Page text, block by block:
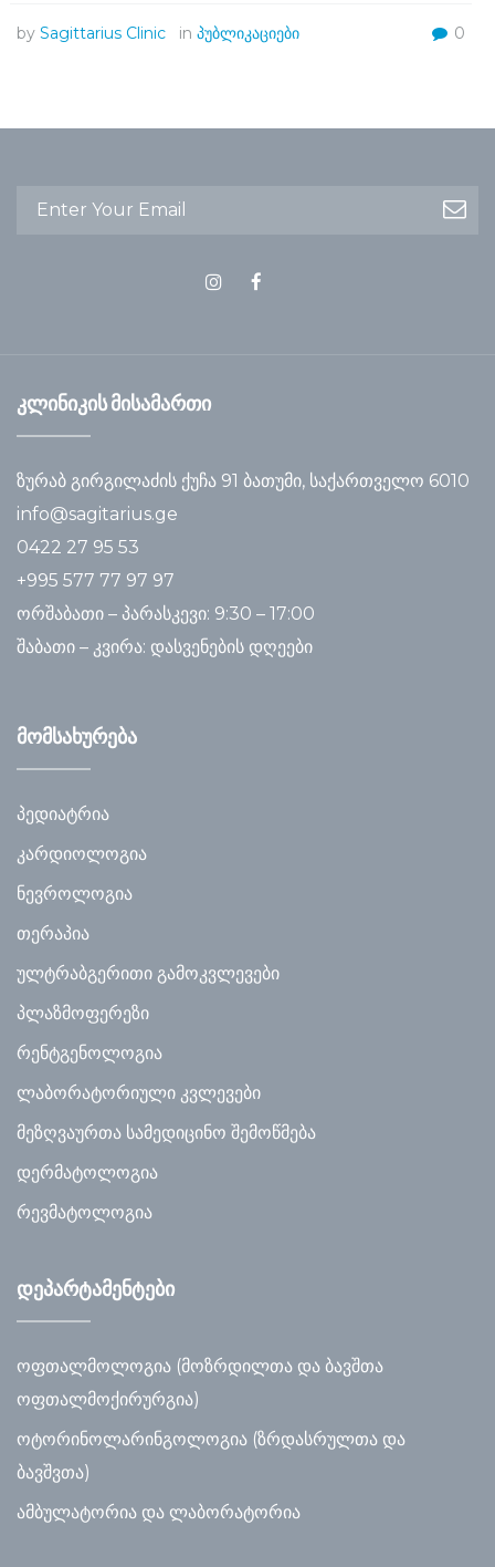
by Sagittarius Clinic in პუბლიკაციები 0
კლინიკის მისამართი
ზურაბ გირგილაძის ქუჩა 91 ბათუმი, საქართველო 6010
info@sagitarius.ge
0422 27 95 53
+995 577 77 97 97
ორშაბათი – პარასკევი: 9:30 – 17:00
შაბათი – კვირა: დასვენების დღეები
მომსახურება
პედიატრია
კარდიოლოგია
ნევროლოგია
თერაპია
ულტრაბგერითი გამოკვლევები
პლაზმოფერეზი
რენტგენოლოგია
ლაბორატორიული კვლევები
მეზღვაურთა სამედიცინო შემოწმება
დერმატოლოგია
რევმატოლოგია
დეპარტამენტები
ოფთალმოლოგია (მოზრდილთა და ბავშთა
ოფთალმოქირურგია)
ოტორინოლარინგოლოგია (ზრდასრულთა და
ბავშვთა)
ამბულატორია და ლაბორატორია